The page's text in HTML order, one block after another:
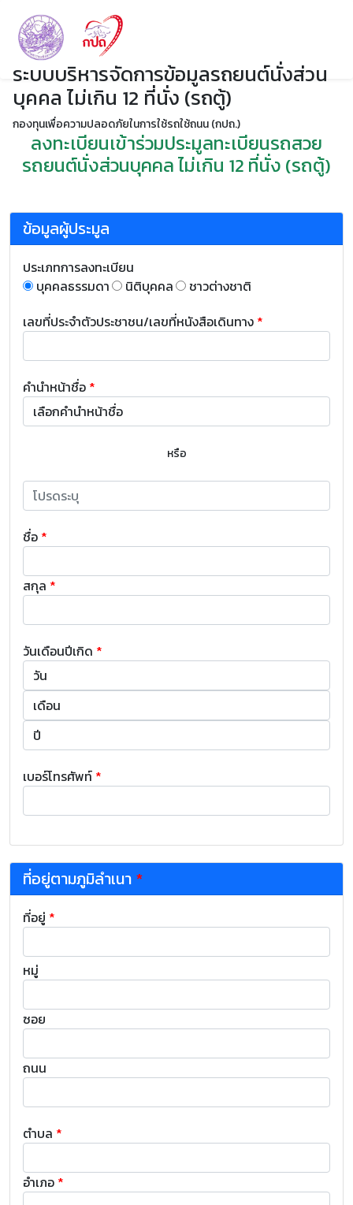
ระบบบริหารจัดการข้อมูลรถยนต์นั่งส่วน
บุคคล ไม่เกิน 12 ที่นั่ง (รถตู้)
กองทุนเพื่อความปลอดภัยในการใช้รถใช้ถนน (กปถ.)
ลงทะเบียนเข้าร่วมประมูลทะเบียนรถสวย
รถยนต์นั่งส่วนบุคคล ไม่เกิน 12 ที่นั่ง (รถตู้)
ข้อมูลผู้ประมูล
ประเภทการลงทะเบียน
บุคคลธรรมดา
นิติบุคคล
ชาวต่างชาติ
เลขที่ประจำตัวประชาชน/เลขที่หนังสือเดินทาง *
คำนำหน้าชื่อ *
หรือ
ชื่อ *
สกุล *
วันเดือนปีเกิด *
เบอร์โทรศัพท์ *
ที่อยู่ตามภูมิลำเนา *
ที่อยู่ *
หมู่
ซอย
ถนน
ตำบล *
อำเภอ *